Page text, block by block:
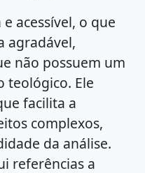
acessível, o que
agradável,
não possuem um
teológico. Ele
facilita a
complexos,
da análise.
referências a